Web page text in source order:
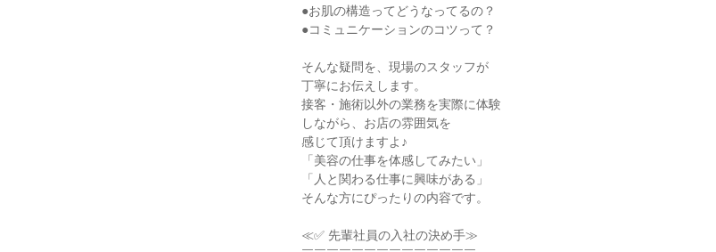
●お肌の構造ってどうなってるの？
●コミュニケーションのコツって？
そんな疑問を、現場のスタッフが
丁寧にお伝えします。
接客・施術以外の業務を実際に体験
しながら、お店の雰囲気を
感じて頂けますよ♪
「美容の仕事を体感してみたい」
「人と関わる仕事に興味がある」
そんな方にぴったりの内容です。
≪✅ 先輩社員の入社の決め手≫